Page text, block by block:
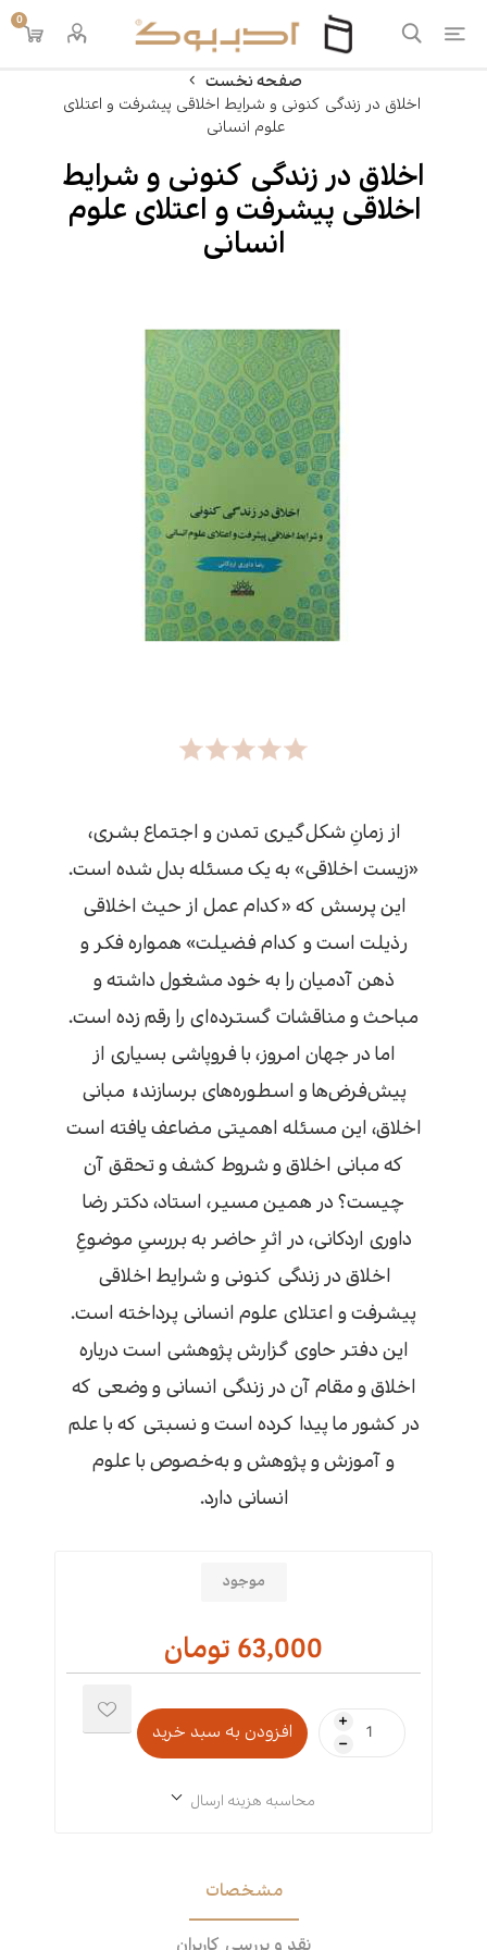
0
صفحه نخست
اخلاق در زندگی کنونی و شرایط اخلاقی پیشرفت و اعتلای
علوم انسانی
اخلاق در زندگی کنونی و شرایط
اخلاقی پیشرفت و اعتلای علوم
انسانی
از زمانِ شکل‌‌گیری تمدن و اجتماع بشری،
«زیست اخلاقی» به یک مسئله بدل شده است.
این پرسش که «کدام عمل از حیث اخلاقی
رذیلت است و کدام فضیلت» همواره فکر و
ذهن آدمیان را به خود مشغول داشته و
مباحث و مناقشات گسترده‌‌ای را رقم زده است.
اما در جهان امروز، با فروپاشی بسیاری از
پیش‌‌فرض‌‌‌‌ها و اسطوره‌‌های برسازندۀ مبانی
اخلاق، این مسئله اهمیتی مضاعف یافته است
که مبانی اخلاق و شروط کشف و تحقق آن
چیست؟ در همین مسیر، استاد، دکتر رضا
داوری اردکانی، در اثرِ حاضر به بررسیِ موضوعِ
اخلاق در زندگی کنونی و شرایط اخلاقی
پیشرفت و اعتلای علوم انسانی پرداخته است.
این دفتر حاوی گزارش پژوهشی است درباره
اخلاق و مقام آن در زندگی انسانی و وضعی که
در کشور ما پیدا کرده است و نسبتی که با علم
و آموزش و پژوهش و به‌‌خصوص با علوم
انسانی دارد.
موجود
63,000 تومان
i
h
محاسبه هزینه ارسال
مشخصات
نقد و بررسی کاربران